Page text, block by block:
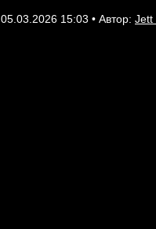
05.03.2026 15:03 • Автор: Jett